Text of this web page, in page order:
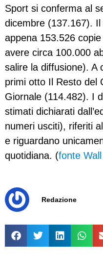
Sport si conferma al
dicembre (137.167).
appena 153.526
avere circa 100.000
salire la diffusione). A
primi otto Il Resto del
Giornale (114.482). I
stimati dichiarati
numeri usciti), riferiti
e riguardano
quotidiana. (fonte
Redazione